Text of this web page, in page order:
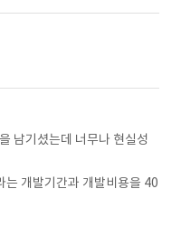
남기셨는데 너무나 현실성
개발기간과 개발비용을 40